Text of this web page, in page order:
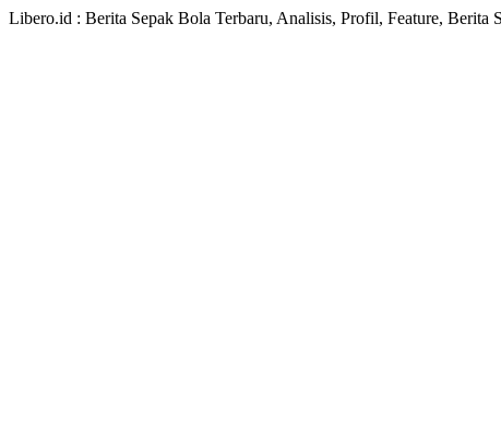
Libero.id : Berita Sepak Bola Terbaru, Analisis, Profil, Feature, Berita